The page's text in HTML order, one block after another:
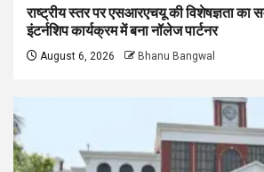
राष्ट्रीय स्तर पर एसआरएचयू की विशेषज्ञता का
इंटर्नशिप कार्यक्रम में बना नॉलेज पार्टनर
August 6, 2026 Bhanu Bangwal